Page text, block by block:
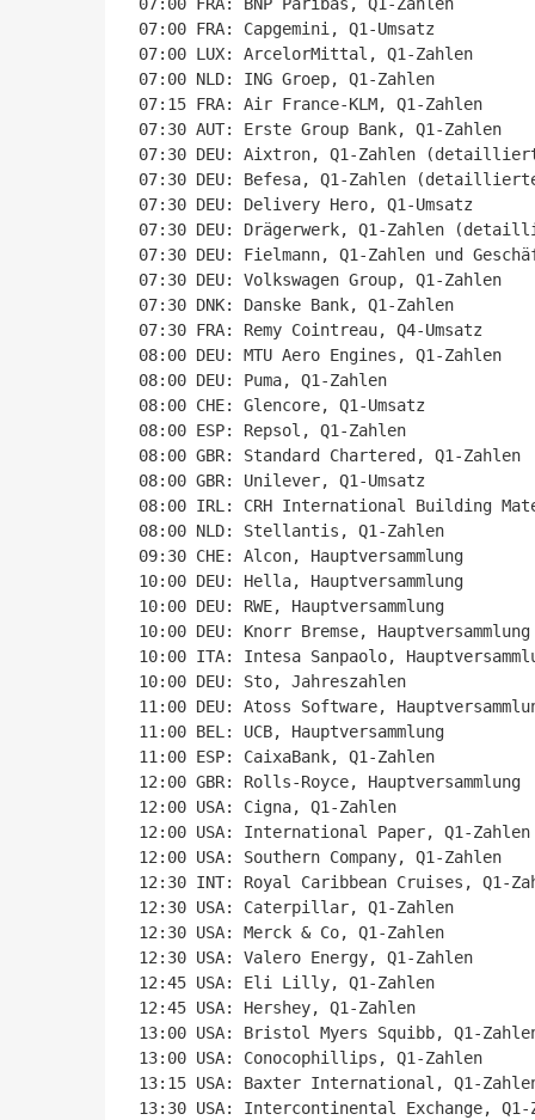
07:00 FRA: Capgemini, Q1-Umsatz
07:00 LUX: ArcelorMittal, Q1-Zahlen
07:00 NLD: ING Groep, Q1-Zahlen
07:15 FRA: Air France-KLM, Q1-Zahlen
07:30 AUT: Erste Group Bank, Q1-Zahlen
07:30 DEU: Aixtron, Q1-Zahlen
07:30 DEU: Befesa, Q1-Zahlen
07:30 DEU: Delivery Hero, Q1-Umsatz
07:30 DEU: Drägerwerk, Q1-Zahlen
07:30 DEU: Fielmann, Q1-Zahlen und
07:30 DEU: Volkswagen Group, Q1-Zahlen
07:30 DNK: Danske Bank, Q1-Zahlen
07:30 FRA: Remy Cointreau, Q4-Umsatz
08:00 DEU: MTU Aero Engines, Q1-Zahlen
08:00 DEU: Puma, Q1-Zahlen
08:00 CHE: Glencore, Q1-Umsatz
08:00 ESP: Repsol, Q1-Zahlen
08:00 GBR: Standard Chartered, Q1-Zahlen
08:00 GBR: Unilever, Q1-Umsatz
08:00 IRL: CRH International Building
08:00 NLD: Stellantis, Q1-Zahlen
09:30 CHE: Alcon, Hauptversammlung
10:00 DEU: Hella, Hauptversammlung
10:00 DEU: RWE, Hauptversammlung
10:00 DEU: Knorr Bremse, Hauptversammlung
10:00 ITA: Intesa Sanpaolo,
10:00 DEU: Sto, Jahreszahlen
11:00 DEU: Atoss Software,
11:00 BEL: UCB, Hauptversammlung
11:00 ESP: CaixaBank, Q1-Zahlen
12:00 GBR: Rolls-Royce, Hauptversammlung
12:00 USA: Cigna, Q1-Zahlen
12:00 USA: International Paper, Q1-Zahlen
12:00 USA: Southern Company, Q1-Zahlen
12:30 INT: Royal Caribbean Cruises, Q1-
12:30 USA: Caterpillar, Q1-Zahlen
12:30 USA: Merck & Co, Q1-Zahlen
12:30 USA: Valero Energy, Q1-Zahlen
12:45 USA: Eli Lilly, Q1-Zahlen
12:45 USA: Hershey, Q1-Zahlen
13:00 USA: Bristol Myers Squibb, Q1-
13:00 USA: Conocophillips, Q1-Zahlen
13:15 USA: Baxter International, Q1-
13:30 USA: Intercontinental Exchange, Q1-